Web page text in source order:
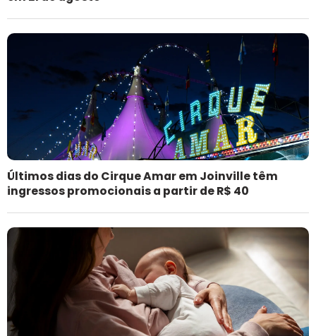
Últimos dias do Cirque Amar em Joinville têm
ingressos promocionais a partir de R$ 40